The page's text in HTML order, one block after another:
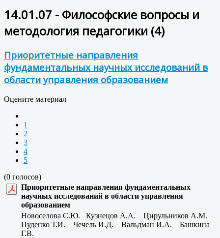
14.01.07 - Философские вопросы и
методология педагогики (4)
Приоритетные направления
фундаментальных научных исследований в
области управления образованием
Оцените материал
1
2
3
4
5
(0 голосов)
Приоритетные направления фундаментальных
научных исследований в области управления
образованием
Новоселова С.Ю. Кузнецов А.А. Цирульников А.М.
Пуденко Т.И. Чечель И.Д. Вальдман И.А. Башкина
Г.В.